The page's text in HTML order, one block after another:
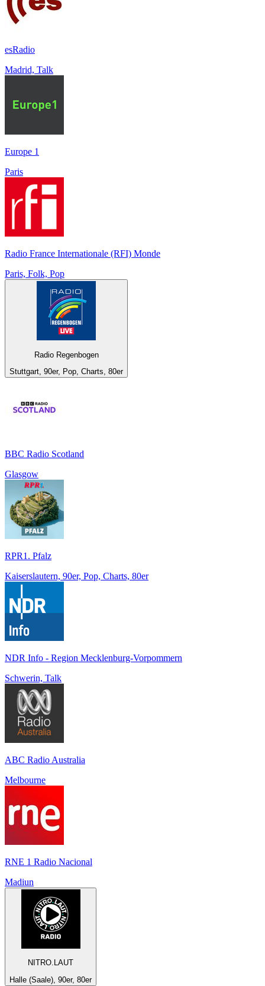
esRadio
Madrid, Talk
Europe 1
Paris
Radio France Internationale (RFI) Monde
Paris, Folk, Pop
Radio Regenbogen
Stuttgart, 90er, Pop, Charts, 80er
BBC Radio Scotland
Glasgow
RPR1. Pfalz
Kaiserslautern, 90er, Pop, Charts, 80er
NDR Info - Region Mecklenburg-Vorpommern
Schwerin, Talk
ABC Radio Australia
Melbourne
RNE 1 Radio Nacional
Madiun
NITRO.LAUT
Halle (Saale), 90er, 80er